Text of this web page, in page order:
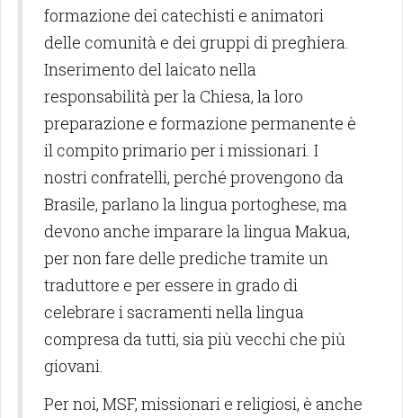
formazione dei catechisti e animatori
delle comunità e dei gruppi di preghiera.
Inserimento del laicato nella
responsabilità per la Chiesa, la loro
preparazione e formazione permanente è
il compito primario per i missionari. I
nostri confratelli, perché provengono da
Brasile, parlano la lingua portoghese, ma
devono anche imparare la lingua Makua,
per non fare delle prediche tramite un
traduttore e per essere in grado di
celebrare i sacramenti nella lingua
compresa da tutti, sia più vecchi che più
giovani.
Per noi, MSF, missionari e religiosi, è anche